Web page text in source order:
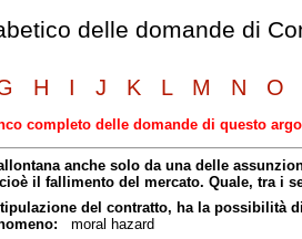
delle domande di
H I J K L M N O
completo delle domande di questo
anche solo da una delle
il fallimento del mercato. Quale, tra i
del contratto, ha la possibilità
moral hazard